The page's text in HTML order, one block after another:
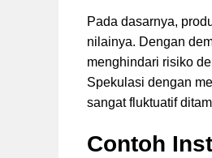
Pada dasarnya,
nilainya. Dengan
menghindari risiko
Spekulasi dengan
sangat fluktuatif
Contoh